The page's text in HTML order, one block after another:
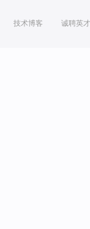
技术博客 诚聘英才